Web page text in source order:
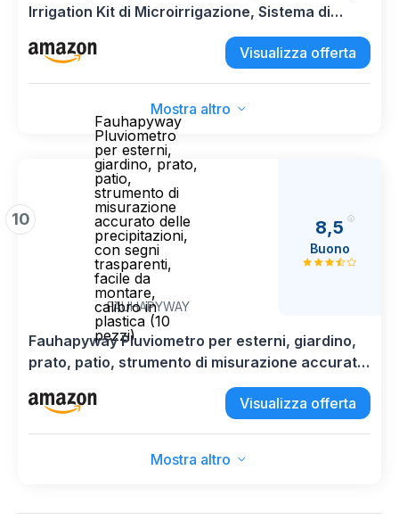
Irrigation Kit di Microirrigazione, Sistema di
Irrigazione Giardino con Ugello Spruzzatore
Regolabile, Automatico per Serra, Giardino,
Visualizza offerta
Mostra altro
10
Fauhapyway
Pluviometro
per esterni,
giardino, prato,
patio,
strumento di
misurazione
accurato delle
precipitazioni,
con segni
trasparenti,
facile da
montare,
calibro in
plastica (10
pezzi)
FAUHAPYWAY
8,5
Buono
Fauhapyway Pluviometro per esterni, giardino,
prato, patio, strumento di misurazione accurato
delle precipitazioni, con segni trasparenti, facile
da montare, calibro in plastica (10 pezzi)
Visualizza offerta
Mostra altro